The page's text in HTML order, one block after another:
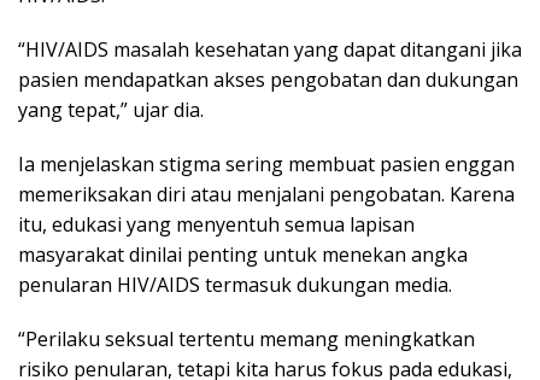
“HIV/AIDS masalah kesehatan yang dapat ditangani jika
pasien mendapatkan akses pengobatan dan dukungan
yang tepat,” ujar dia.
Ia menjelaskan stigma sering membuat pasien enggan
memeriksakan diri atau menjalani pengobatan. Karena
itu, edukasi yang menyentuh semua lapisan
masyarakat dinilai penting untuk menekan angka
penularan HIV/AIDS termasuk dukungan media.
“Perilaku seksual tertentu memang meningkatkan
risiko penularan, tetapi kita harus fokus pada edukasi,